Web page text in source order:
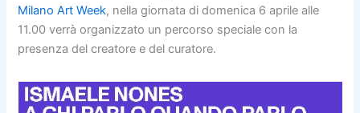
Milano Art Week, nella giornata di domenica 6 aprile alle
11.00 verrà organizzato un percorso speciale con la
presenza del creatore e del curatore.